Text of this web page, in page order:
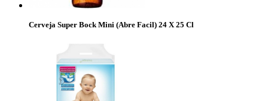
Cerveja Super Bock Mini (Abre Facil) 24 X 25 Cl